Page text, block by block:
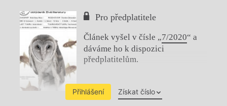
Pro předplatitele
Článek vyšel v čísle „7/2020“ a
dáváme ho k dispozici
předplatitelům.
Přihlášení Získat číslo